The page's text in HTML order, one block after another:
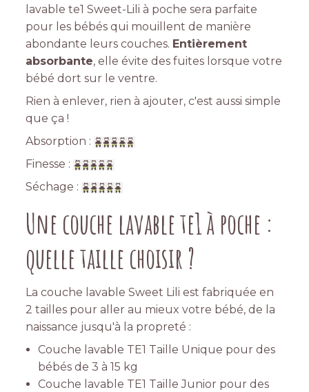
lavable te1 Sweet-Lili à poche sera parfaite
pour les bébés qui mouillent de manière
abondante leurs couches. Entièrement
absorbante, elle évite des fuites lorsque votre
bébé dort sur le ventre.
Rien à enlever, rien à ajouter, c'est aussi simple
que ça !
Absorption :
Finesse :
Séchage :
Une couche lavable te1 à poche :
quelle taille choisir ?
La couche lavable Sweet Lili est fabriquée en
2 tailles pour aller au mieux votre bébé, de la
naissance jusqu'à la propreté :
Couche lavable TE1 Taille Unique pour des
bébés de 3 à 15 kg
Couche lavable TE1 Taille Junior pour des